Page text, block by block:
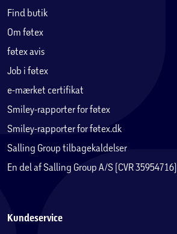
Find butik
Om føtex
føtex avis
Job i føtex
e-mærket certifikat
Smiley-rapporter for føtex
Smiley-rapporter for føtex.dk
Salling Group tilbagekaldelser
En del af Salling Group A/S (CVR 35954716)
Kundeservice